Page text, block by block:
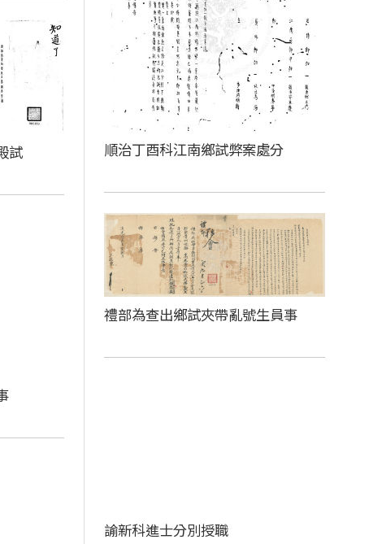
順治丁酉科江南鄉試弊案處分
試
禮部為查出鄉試夾帶亂號生員事
諭新科進士分別授職